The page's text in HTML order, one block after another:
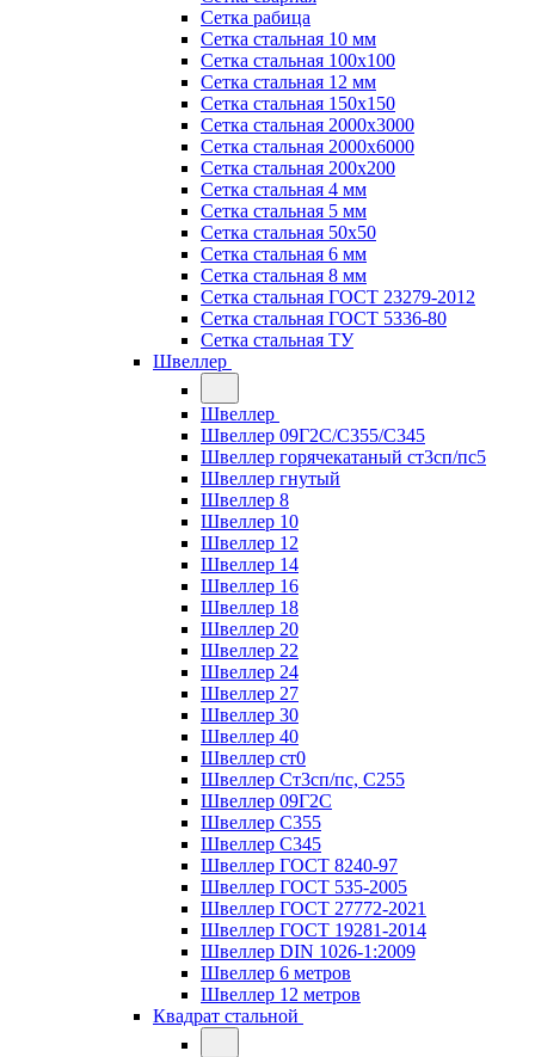
Сетка рабица
Сетка стальная 10 мм
Сетка стальная 100х100
Сетка стальная 12 мм
Сетка стальная 150х150
Сетка стальная 2000х3000
Сетка стальная 2000х6000
Сетка стальная 200х200
Сетка стальная 4 мм
Сетка стальная 5 мм
Сетка стальная 50х50
Сетка стальная 6 мм
Сетка стальная 8 мм
Сетка стальная ГОСТ 23279-2012
Сетка стальная ГОСТ 5336-80
Сетка стальная ТУ
Швеллер
Швеллер
Швеллер 09Г2С/С355/С345
Швеллер горячекатаный ст3сп/пс5
Швеллер гнутый
Швеллер 8
Швеллер 10
Швеллер 12
Швеллер 14
Швеллер 16
Швеллер 18
Швеллер 20
Швеллер 22
Швеллер 24
Швеллер 27
Швеллер 30
Швеллер 40
Швеллер ст0
Швеллер Ст3сп/пс, С255
Швеллер 09Г2С
Швеллер С355
Швеллер С345
Швеллер ГОСТ 8240-97
Швеллер ГОСТ 535-2005
Швеллер ГОСТ 27772-2021
Швеллер ГОСТ 19281-2014
Швеллер DIN 1026-1:2009
Швеллер 6 метров
Швеллер 12 метров
Квадрат стальной